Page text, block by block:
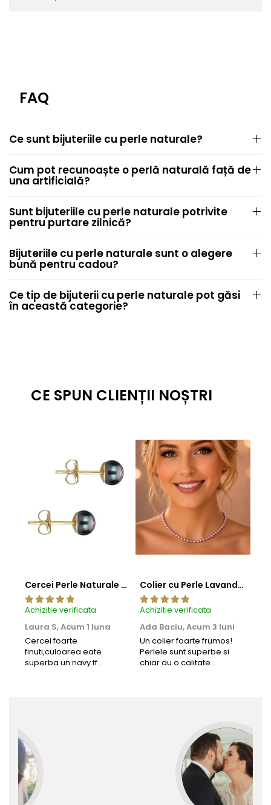
FAQ
Ce sunt bijuteriile cu perle naturale?
Cum pot recunoaște o perlă naturală față de
una artificială?
Sunt bijuteriile cu perle naturale potrivite
pentru purtare zilnică?
Bijuteriile cu perle naturale sunt o alegere
bună pentru cadou?
Ce tip de bijuterii cu perle naturale pot găsi
în această categorie?
CE SPUN CLIENȚII NOȘTRI
Cercei Perle Naturale Negre 5-6 mm, Buton AAA, Aur 14K (aur 585), Tip Șurub | KASKADDA®
Achizitie verificata
Laura S,Acum 1 luna
Cercei foarte
finuti,culoarea eate
superba un navy ff
Colier cu Perle Lavanda la Baza Gatului, de 4-5 mm, Perle Rare, Calitate AAA+, Aur 14K | KASKADDA®
Achizitie verificata
Ada Baciu,Acum 3 luni
Un colier foarte frumos!
Perlele sunt superbe si
chiar au o calitate